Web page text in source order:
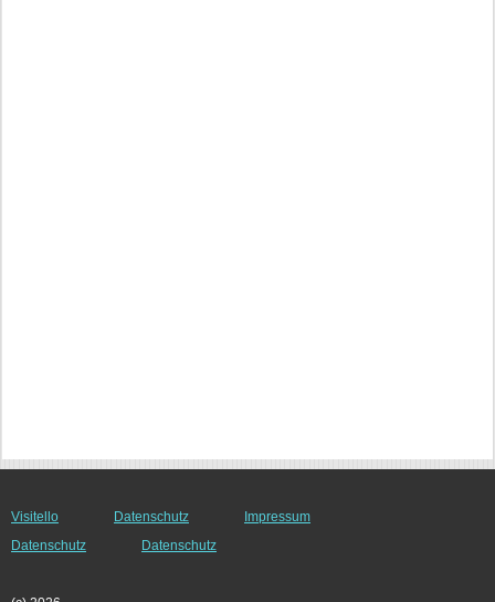
Visitello Datenschutz
Impressum
Datenschutz
Datenschutz